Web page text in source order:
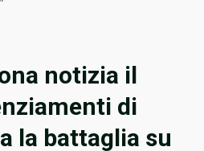
notizia il
di
la battaglia su